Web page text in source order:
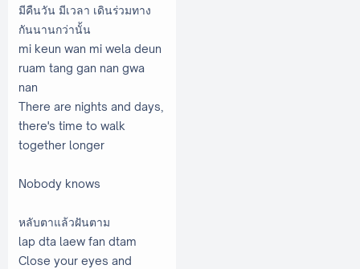
มีคืนวัน มีเวลา เดินร่วมทาง
กันนานกว่านั้น
mi keun wan mi wela deun
ruam tang gan nan gwa
nan
There are nights and days,
there's time to walk
together longer
Nobody knows
หลับตาแล้วฝันตาม
lap dta laew fan dtam
Close your eyes and